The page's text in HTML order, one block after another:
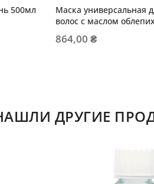
500мл
Маска универсальная
волос с маслом
864,00 ₴
ДРУГИЕ